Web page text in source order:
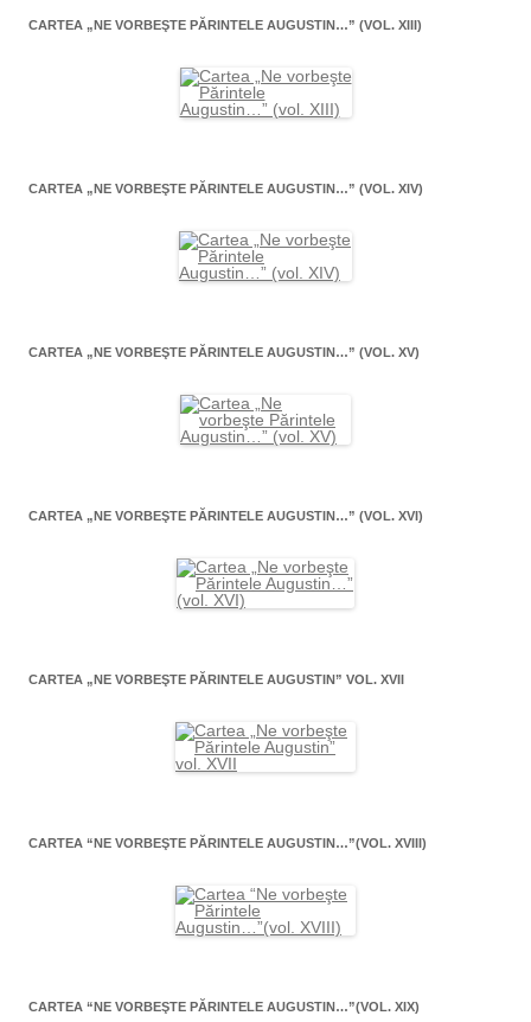
CARTEA „NE VORBEŞTE PĂRINTELE AUGUSTIN…” (VOL. XIII)
CARTEA „NE VORBEŞTE PĂRINTELE AUGUSTIN…” (VOL. XIV)
CARTEA „NE VORBEŞTE PĂRINTELE AUGUSTIN…” (VOL. XV)
CARTEA „NE VORBEŞTE PĂRINTELE AUGUSTIN…” (VOL. XVI)
CARTEA „NE VORBEŞTE PĂRINTELE AUGUSTIN” VOL. XVII
CARTEA “NE VORBEŞTE PĂRINTELE AUGUSTIN…”(VOL. XVIII)
CARTEA “NE VORBEŞTE PĂRINTELE AUGUSTIN…”(VOL. XIX)